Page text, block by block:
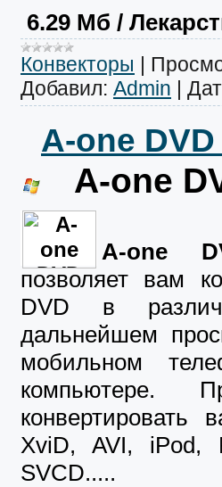
6.29 Mб /
Конвекторы |
Добавил: Admin |
A-one
A-one
A-one
позволяет вам
DVD в
дальнейшем
мобильном
компьютере.
XviD, AVI, iPod,
SVCD.....